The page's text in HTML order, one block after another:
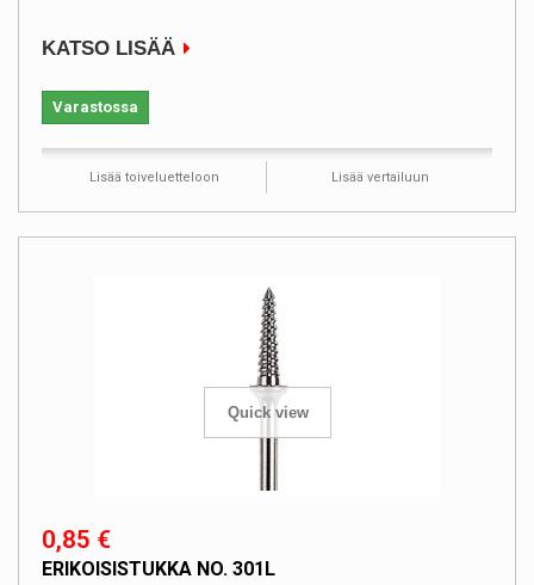
KATSO LISÄÄ
Varastossa
Lisää toiveluetteloon Lisää vertailuun
Quick view
0,85 €
ERIKOISISTUKKA NO. 301L